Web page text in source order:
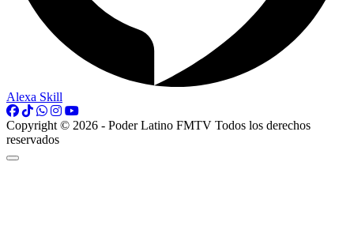
Alexa Skill
Copyright © 2026 - Poder Latino FMTV Todos los derechos
reservados